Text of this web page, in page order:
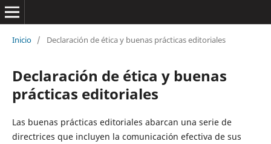
Inicio / Declaración de ética y buenas prácticas editoriales
Declaración de ética y buenas
prácticas editoriales
Las buenas prácticas editoriales abarcan una serie de
directrices que incluyen la comunicación efectiva de sus